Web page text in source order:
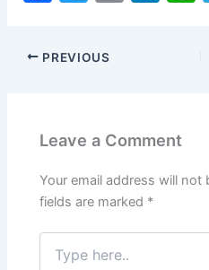
c
e
o
k
itt
er
n
PREVIOUS
Leave a Comment
Your email address will not
fields are marked *
Type
here..